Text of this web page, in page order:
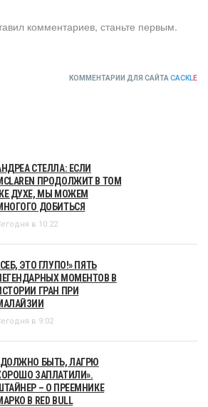
комментариев, станьте первым.
КОММЕНТАРИИ ДЛЯ САЙТА CACKLE
СТЕЛЛА: ЕСЛИ
ПРОДОЛЖИТ В ТОМ
ДУХЕ, МЫ МОЖЕМ
ДОБИТЬСЯ
в 10:22
ЭТО ГЛУПО!» ПЯТЬ
МОМЕНТОВ В
ГРАН ПРИ
в 9:02
БЫТЬ, ЛАГРЮ
ЗАПЛАТИЛИ».
– О ПРЕЕМНИКЕ
В RED BULL